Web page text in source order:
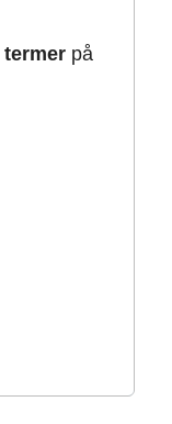
termerpå